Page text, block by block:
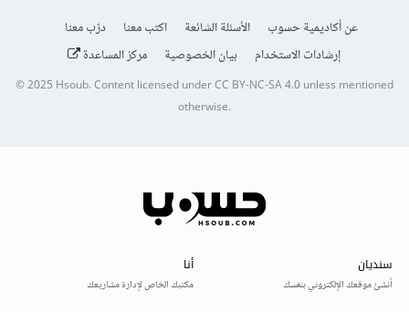
عن أكاديمية حسوب الأسئلة الشائعة اكتب معنا
درّب معنا
إرشادات الاستخدام
بيان الخصوصية مركز المساعدة
© 2025Hsoub.Content licensed underCC BY-NC-SA 4.0unless mentioned
otherwise.